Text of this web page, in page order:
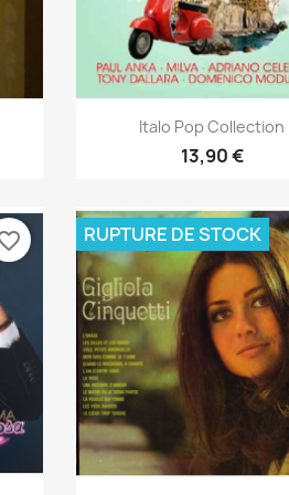
Aperçu rapide
Italo Pop Collection
13,90 €
RUPTURE DE STOCK